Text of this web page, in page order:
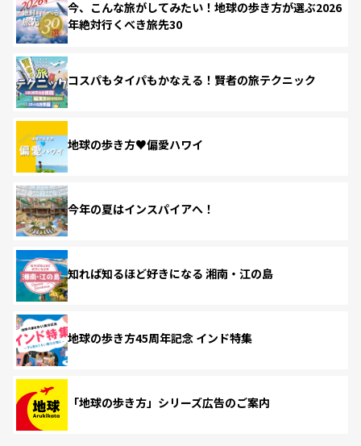
今、こんな旅がしてみたい！地球の歩き方が選ぶ2026
年絶対行くべき旅先30
コスパもタイパもかなえる！賢者の旅テクニック
地球の歩き方♥偏愛ハワイ
今年の夏はインスパイアへ！
知れば知るほど好きになる 湘南・江の島
地球の歩き方45周年記念 インド特集
「地球の歩き方」シリーズ広告のご案内